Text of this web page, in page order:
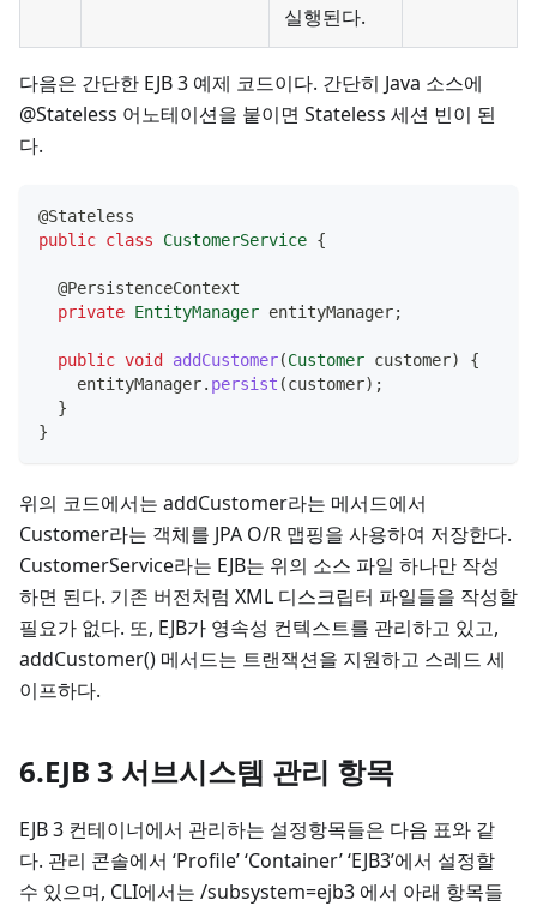
실행된다.
다음은 간단한 EJB 3 예제 코드이다. 간단히 Java 소스에
@Stateless 어노테이션을 붙이면 Stateless 세션 빈이 된
다.
@Stateless
public class CustomerService {
@PersistenceContext
private EntityManager entityManager;
public void addCustomer(Customer customer)
{
    entityManager
. persist (customer) ;
}
}
위의 코드에서는 addCustomer라는 메서드에서
Customer라는 객체를 JPA O/R 맵핑을 사용하여 저장한다.
CustomerService라는 EJB는 위의 소스 파일 하나만 작성
하면 된다. 기존 버전처럼 XML 디스크립터 파일들을 작성할
필요가 없다. 또, EJB가 영속성 컨텍스트를 관리하고 있고,
addCustomer() 메서드는 트랜잭션을 지원하고 스레드 세
이프하다.
6.EJB 3 서브시스템 관리 항목
EJB 3 컨테이너에서 관리하는 설정항목들은 다음 표와 같
다. 관리 콘솔에서 ‘Profile’ ‘Container’ ‘EJB3’에서 설정할
수 있으며, CLI에서는 /subsystem=ejb3 에서 아래 항목들